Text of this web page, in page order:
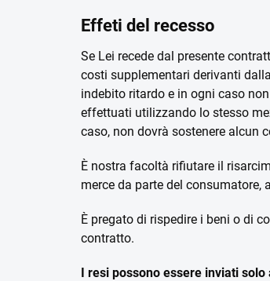
Effeti del recesso
Se Lei recede dal presente
costi supplementari derivanti
indebito ritardo e in ogni caso
effettuati utilizzando lo stesso
caso, non dovrà sostenere alcun
È nostra facoltà rifiutare il
merce da parte del consumatore,
È pregato di rispedire i beni o di
contratto.
I resi possono essere inviati